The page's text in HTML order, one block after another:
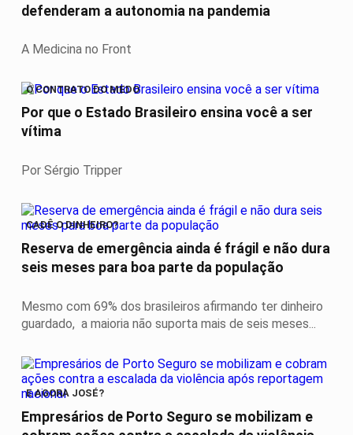
defenderam a autonomia na pandemia
A Medicina no Front
O CONTRATO DO MEDO
Por que o Estado Brasileiro ensina você a ser
vítima
Por Sérgio Tripper
CADÊ O DINHEIRO?
Reserva de emergência ainda é frágil e não dura
seis meses para boa parte da população
Mesmo com 69% dos brasileiros afirmando ter dinheiro
guardado, a maioria não suporta mais de seis meses...
E AGORA JOSÉ?
Empresários de Porto Seguro se mobilizam e